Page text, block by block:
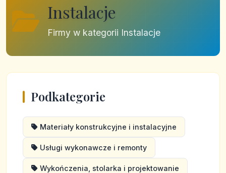
Instalacje
Firmy w kategorii Instalacje
Podkategorie
Materiały konstrukcyjne i instalacyjne
Usługi wykonawcze i remonty
Wykończenia, stolarka i projektowanie